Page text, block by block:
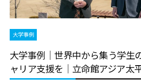
大学事例
大学事例｜世界中から集う学生
ャリア支援を｜立命館アジア太